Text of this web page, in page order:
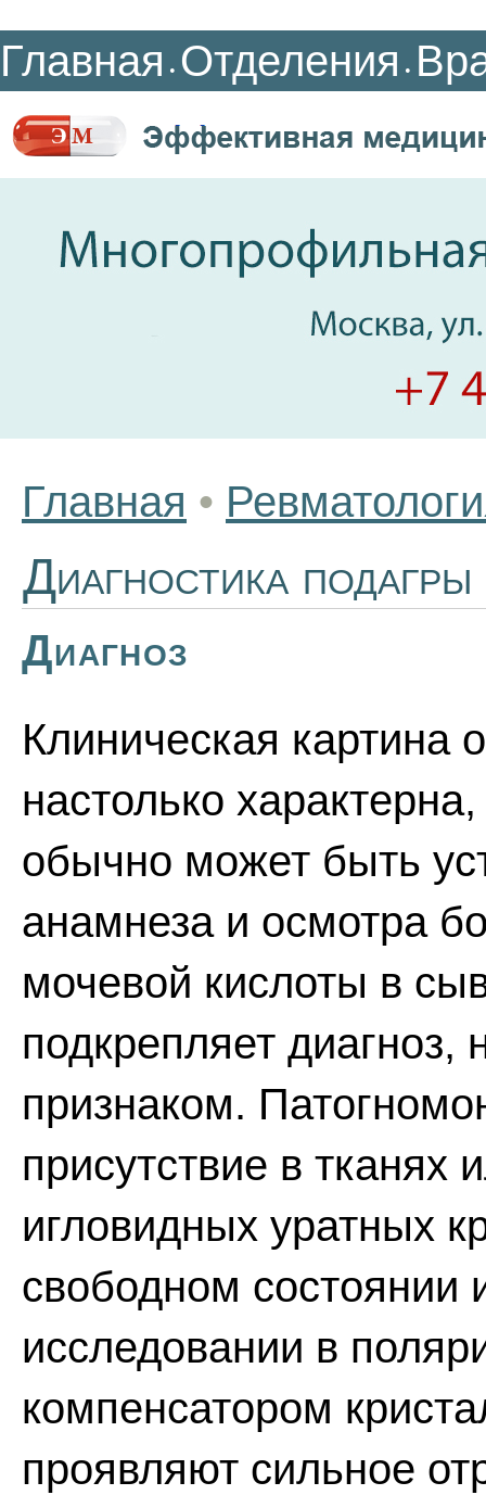
Главная • Отделения •
Главная •
Диагностика подагры
Диагноз
Клиническая картина
настолько
обычно может быть
анамнеза и осмотра
мочевой кислоты в
подкрепляет
признаком.
присутствие в тканях
игловидных уратных
свободном
исследовании в
компенсатором
проявляют сильное